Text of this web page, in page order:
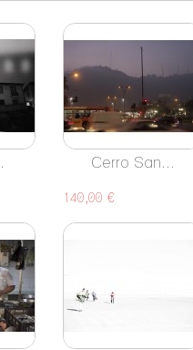
Cerro San...
140,00 €